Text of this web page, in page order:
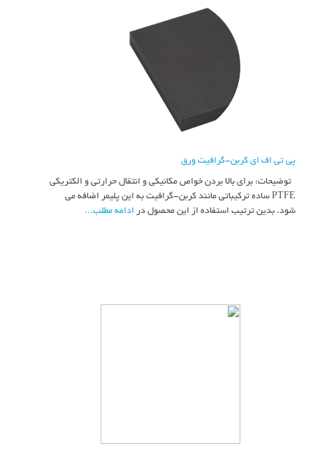
پی تی اف ای کربن-گرافیت ورق
توضیحات: برای بالا بردن خواص مکانیکی و انتقال حرارتی و الکتریکی
PTFE ساده ترکیباتی مانند کربن-گرافیت به این پلیمر اضافه می
شود. بدین ترتیب استفاده از این محصول در ادامه مطلب...